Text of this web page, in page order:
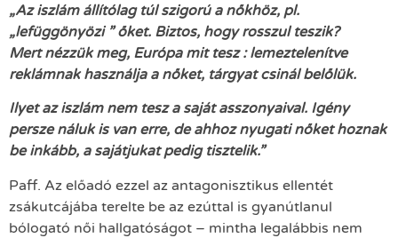
„Az iszlám állítólag túl szigorú a nőkhöz, pl.
„lefüggönyözi ” őket. Biztos, hogy rosszul teszik?
Mert nézzük meg, Európa mit tesz : lemeztelenítve
reklámnak használja a nőket, tárgyat csinál belőlük.
Ilyet az iszlám nem tesz a saját asszonyaival. Igény
persze náluk is van erre, de ahhoz nyugati nőket hoznak
be inkább, a sajátjukat pedig tisztelik.”
Paff. Az előadó ezzel az antagonisztikus ellentét
zsákutcájába terelte be az ezúttal is gyanútlanul
bólogató női hallgatóságot – mintha legalábbis nem